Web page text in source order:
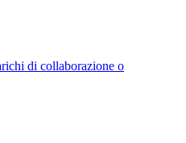
di collaborazione o